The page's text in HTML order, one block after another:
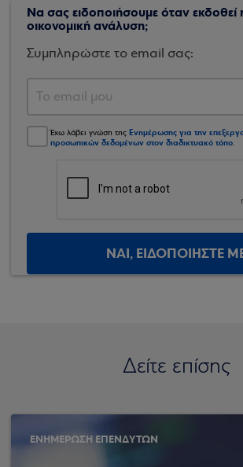
Να σας ειδοποιήσουμε όταν εκδοθεί
οικονομική ανάλυση;
Συμπληρώστε το email σας:
Έχω λάβει γνώση της Ενημέρωσης για την
προσωπικών δεδομένων στον διαδικτυακό τόπο.
ΝΑΙ, ΕΙΔΟΠΟΙΗΣΤΕ
Δείτε επίσης
ΕΝΗΜΕΡΩΣΗ ΕΠΕΝΔΥΤΩΝ